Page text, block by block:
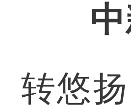
转悠